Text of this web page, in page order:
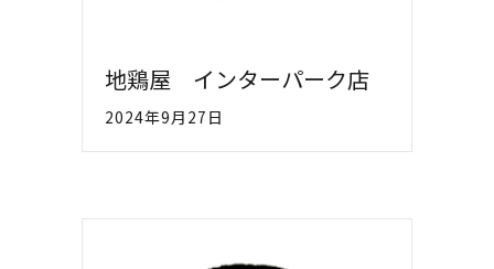
地鶏屋 インターパーク店
2024年9月27日